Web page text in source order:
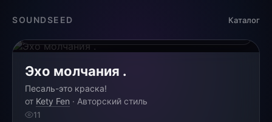
SOUNDSEED Каталог
Эхо молчания .
Песаль-это краска!
от Kety Fen · Авторский стиль
11